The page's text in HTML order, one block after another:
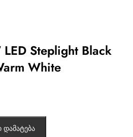
Steplight Black
White